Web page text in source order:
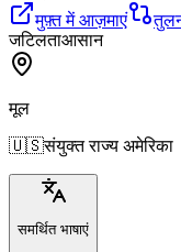
मुफ़्त में आज़माएं
जटिलताआसान
मूल
🇺🇸संयुक्त राज्य अमेरिका
समर्थित भाषाएं